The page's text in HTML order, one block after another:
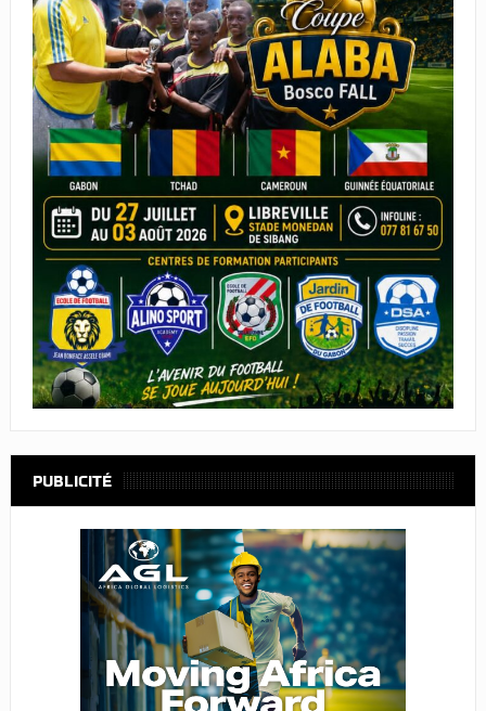
PUBLICITÉ